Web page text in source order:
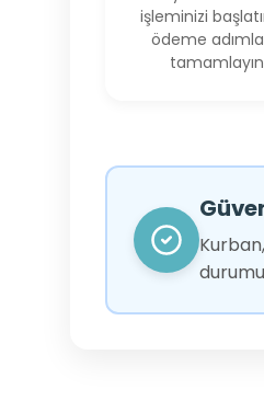
işleminizi
ödeme